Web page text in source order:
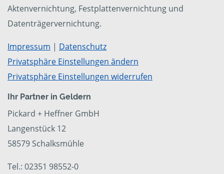
Aktenvernichtung, Festplattenvernichtung und
Datenträgervernichtung.
Impressum | Datenschutz
Privatsphäre Einstellungen ändern
Privatsphäre Einstellungen widerrufen
Ihr Partner in Geldern
Pickard + Heffner GmbH
Langenstück 12
58579 Schalksmühle
Tel.: 02351 98552-0